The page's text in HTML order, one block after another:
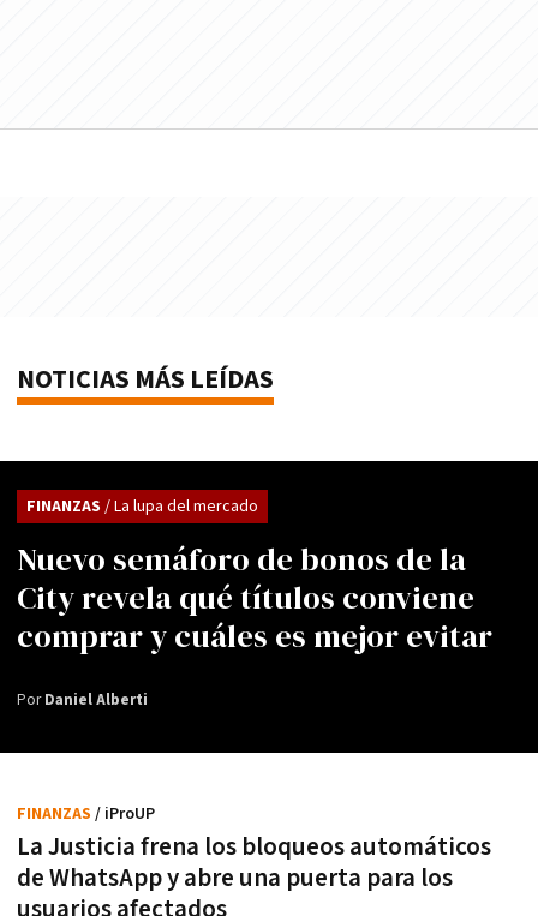
NOTICIAS MÁS LEÍDAS
Nuevo semáforo de bonos de la
City revela qué títulos conviene
comprar y cuáles es mejor evitar
FINANZAS / La lupa del mercado
PorDaniel Alberti
La Justicia frena los bloqueos automáticos
de WhatsApp y abre una puerta para los
usuarios afectados
FINANZAS / iProUP